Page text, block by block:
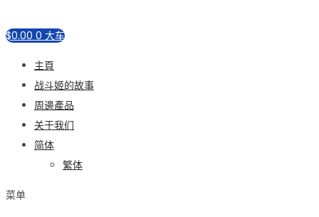
$0.00 0 大车
主頁
战斗姬的故事
周邊產品
关于我们
简体
繁体
菜单